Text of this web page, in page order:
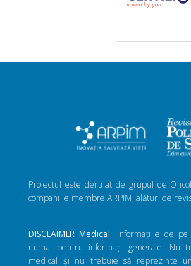
Proiectul este derulat de grupul de
companiile membre ARPIM, alături de
DISCLAIMER Medical: Informațiile de
numai pentru informații generale. Nu
medical și nu trebuie să reprezinte